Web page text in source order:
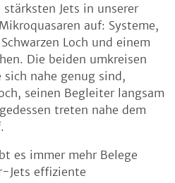
Jets in unserer
auf: Systeme,
Loch und einem
Die beiden umkreisen
nahe genug sind,
seinen Begleiter langsam
treten nahe dem
es immer mehr Belege
Jets effiziente